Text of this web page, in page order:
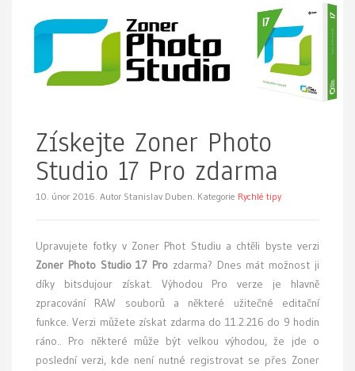
Získejte Zoner Photo
Studio 17 Pro zdarma
10. únor 2016. Autor Stanislav Duben. Kategorie Rychlé tipy
Upravujete fotky v Zoner Phot Studiu a chtěli byste verzi
Zoner Photo Studio 17 Pro zdarma? Dnes mát možnost ji
díky bitsdujour získat. Výhodou Pro verze je hlavně
zpracování RAW souborů a některé užitečné editační
funkce. Verzi můžete získat zdarma do 11.2.216 do 9 hodin
ráno.. Pro některé může být velkou výhodou, že jde o
poslední verzi, kde není nutné registrovat se přes Zoner